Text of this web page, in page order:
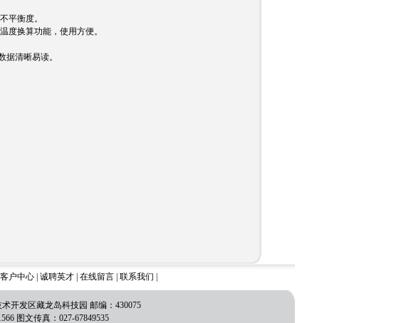
平衡度。
度换算功能，使用方便。
据清晰易读。
客户中心 诚聘英才 在线留言 联系我们
开发区藏龙岛科技园 邮编：430075
图文传真：027-67849535